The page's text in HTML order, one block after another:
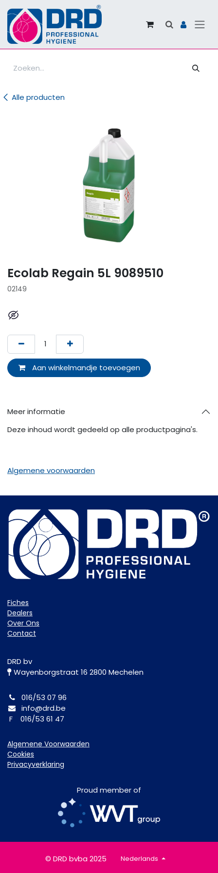
Alle producten
Ecolab Regain 5L 9089510
02149
Aan winkelmandje toevoegen
Meer informatie
Deze inhoud wordt gedeeld op alle productpagina's.
Algemene voorwaarden
Fiche​s
Dealers
Over Ons
Contact
DRD bv
Wayenborgstraat 16 2800 Mechelen
016/53 07 96
info@drd.be
F 016/53 61 47
Algemene Voorwaarden
Cookies
Privacyverklaring
Proud member of
© DRD bvba 2025 Nederlands